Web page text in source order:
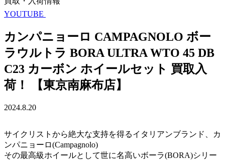
YOUTUBE
カンパニョーロ CAMPAGNOLO ボー
ラウルトラ BORA ULTRA WTO 45 DB
C23 カーボン ホイールセット 買取入
荷！ 【東京南麻布店】
2024.8.20
サイクリストから絶大な支持を得るイタリアンブランド、カ
ンパニョーロ(Campagnolo)
その最高級ホイールとして世に名高いボーラ(BORA)シリー